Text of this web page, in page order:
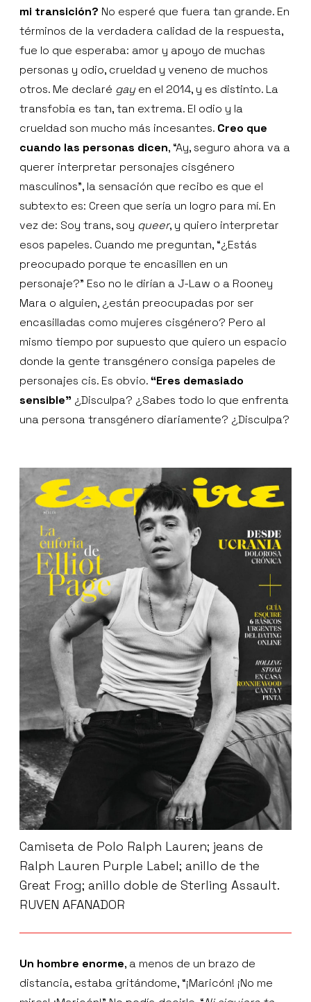
mi transición? No esperé que fuera tan grande. En
términos de la verdadera calidad de la respuesta,
fue lo que esperaba: amor y apoyo de muchas
personas y odio, crueldad y veneno de muchos
otros. Me declaré gayen el 2014, y es distinto. La
transfobia es tan, tan extrema. El odio y la
crueldad son mucho más incesantes. Creo que
cuando las personas dicen, “Ay, seguro ahora va a
querer interpretar personajes cisgénero
masculinos”, la sensación que recibo es que el
subtexto es: Creen que sería un logro para mí. En
vez de: Soy trans, soy queer, y quiero interpretar
esos papeles. Cuando me preguntan, “¿Estás
preocupado porque te encasillen en un
personaje?” Eso no le dirían a J-Law o a Rooney
Mara o alguien, ¿están preocupadas por ser
encasilladas como mujeres cisgénero? Pero al
mismo tiempo por supuesto que quiero un espacio
donde la gente transgénero consiga papeles de
personajes cis. Es obvio.“Eres demasiado
sensible” ¿Disculpa? ¿Sabes todo lo que enfrenta
una persona transgénero diariamente? ¿Disculpa?
Camiseta de Polo Ralph Lauren; jeans de
Ralph Lauren Purple Label; anillo de the
Great Frog; anillo doble de Sterling Assault.
RUVEN AFANADOR
Un hombre enorme, a menos de un brazo de
distancia, estaba gritándome, “¡Maricón! ¡No me